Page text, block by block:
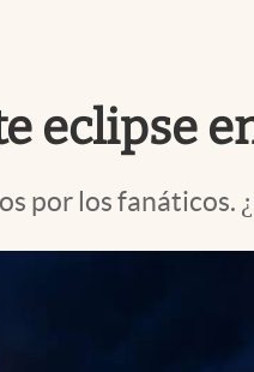
eclipse
por los fanáticos.